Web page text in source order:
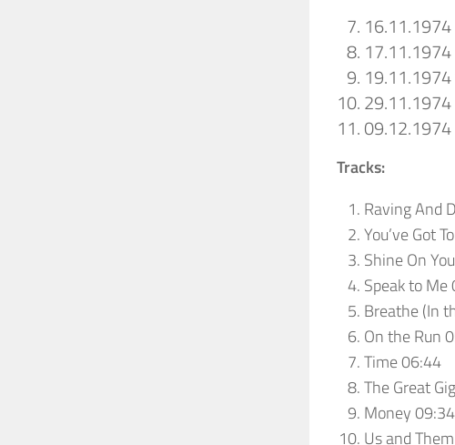
16.11.1974
17.11.1974
19.11.1974
29.11.1974
09.12.1974
Tracks:
Raving And
You’ve Got
Shine On
Speak to Me
Breathe (In
On the Run
Time 06:44
The Great
Money 09:34
Us and